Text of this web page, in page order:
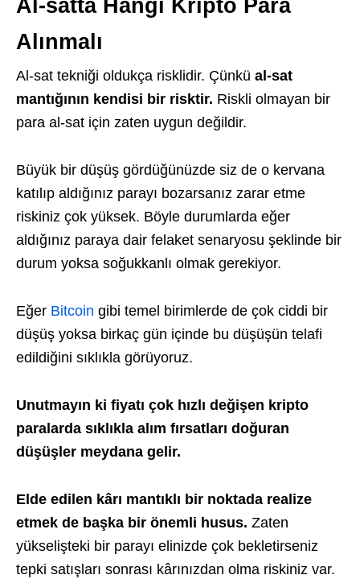
Al-satta Hangi Kripto Para
Alınmalı
Al-sat tekniği oldukça risklidir. Çünkü al-sat
mantığının kendisi bir risktir. Riskli olmayan bir
para al-sat için zaten uygun değildir.
Büyük bir düşüş gördüğünüzde siz de o kervana
katılıp aldığınız parayı bozarsanız zarar etme
riskiniz çok yüksek. Böyle durumlarda eğer
aldığınız paraya dair felaket senaryosu şeklinde bir
durum yoksa soğukkanlı olmak gerekiyor.
Eğer Bitcoin gibi temel birimlerde de çok ciddi bir
düşüş yoksa birkaç gün içinde bu düşüşün telafi
edildiğini sıklıkla görüyoruz.
Unutmayın ki fiyatı çok hızlı değişen kripto
paralarda sıklıkla alım fırsatları doğuran
düşüşler meydana gelir.
Elde edilen kârı mantıklı bir noktada realize
etmek de başka bir önemli husus. Zaten
yükselişteki bir parayı elinizde çok bekletirseniz
tepki satışları sonrası kârınızdan olma riskiniz var.